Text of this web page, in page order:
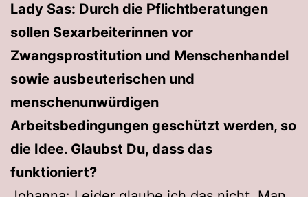
Lady Sas: Durch die Pflichtberatungen
sollen Sexarbeiterinnen vor
Zwangsprostitution und Menschenhandel
sowie ausbeuterischen und
menschenunwürdigen
Arbeitsbedingungen geschützt werden, so
die Idee. Glaubst Du, dass das
funktioniert?